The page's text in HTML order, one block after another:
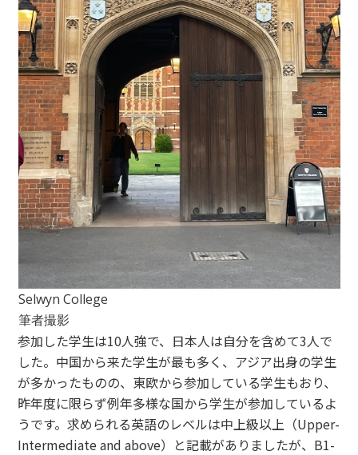
Selwyn College
筆者撮影
参加した学生は10人強で、日本人は自分を含めて3人で
した。中国から来た学生が最も多く、アジア出身の学生
が多かったものの、東欧から参加している学生もおり、
昨年度に限らず例年多様な国から学生が参加しているよ
うです。求められる英語のレベルは中上級以上（Upper-
Intermediate and above）と記載がありましたが、B1-